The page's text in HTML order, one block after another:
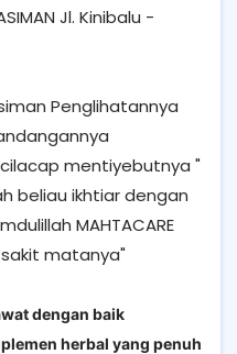
Jl. Kinibalu -
Penglihatannya
mentiyebutnya "
beliau ikhtiar dengan
MAHTACARE
matanya"
dengan baik
herbal yang penuh